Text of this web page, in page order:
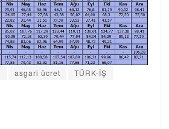
asgari ücret
TÜRK-İŞ